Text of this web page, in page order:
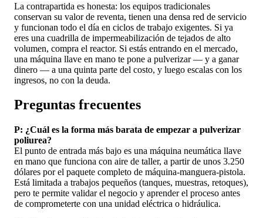
La contrapartida es honesta: los equipos tradicionales
conservan su valor de reventa, tienen una densa red de servicio
y funcionan todo el día en ciclos de trabajo exigentes. Si ya
eres una cuadrilla de impermeabilización de tejados de alto
volumen, compra el reactor. Si estás entrando en el mercado,
una máquina llave en mano te pone a pulverizar — y a ganar
dinero — a una quinta parte del costo, y luego escalas con los
ingresos, no con la deuda.
Preguntas frecuentes
P: ¿Cuál es la forma más barata de empezar a pulverizar
poliurea?
El punto de entrada más bajo es una máquina neumática llave
en mano que funciona con aire de taller, a partir de unos 3.250
dólares por el paquete completo de máquina-manguera-pistola.
Está limitada a trabajos pequeños (tanques, muestras, retoques),
pero te permite validar el negocio y aprender el proceso antes
de comprometerte con una unidad eléctrica o hidráulica.